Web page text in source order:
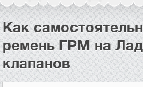
Как
ремень ГРМ на
клапанов